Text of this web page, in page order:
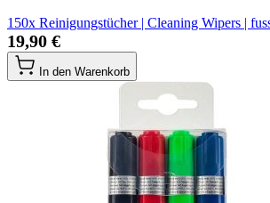
150x Reinigungstücher | Cleaning Wipers |
19,90 €
In den Warenkorb